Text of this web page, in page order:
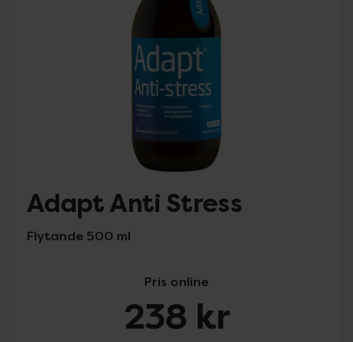
Adapt Anti Stress
Flytande 500 ml
Pris online
238 kr